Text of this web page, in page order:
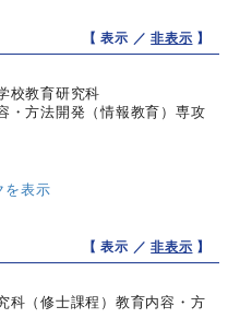
【 表示 ／非表示 】
校教育研究科
・方法開発（情報教育）専攻
を表示
【 表示 ／非表示 】
科（修士課程）教育内容・方